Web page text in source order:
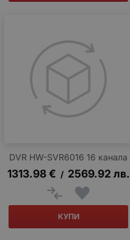
DVR HW-SVR6016 16 канала
1313.98 € / 2569.92 лв.
КУПИ